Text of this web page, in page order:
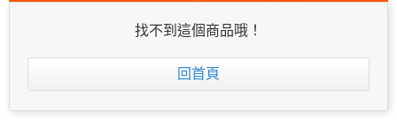
找不到這個商品哦！
回首頁